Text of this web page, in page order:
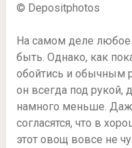
© Depositphotos
На самом деле любое
быть. Однако, как
обойтись и обычным
он всегда под рукой,
намного меньше.
согласятся, что в
этот овощ вовсе не